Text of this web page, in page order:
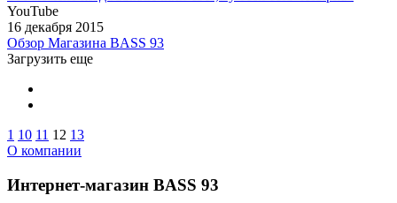
YouTube
16 декабря 2015
Обзор Магазина BASS 93
Загрузить еще
1 10 11 12 13
О компании
Интернет-магазин BASS 93